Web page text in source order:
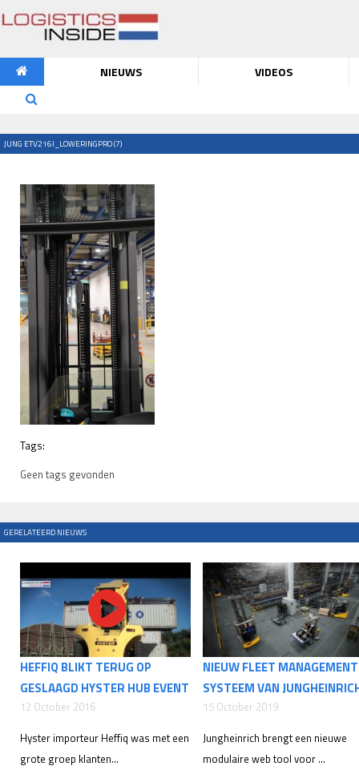
NIEUWS VIDEOS
JUNG ETV216I_LOWERINGPRO (7)
Tags:
Geen tags gevonden
GERELATEERD NIEUWS
HEFFIQ BLIKT TERUG OP
GESLAAGD HYSTER HUB EVENT
12 October 2016
Hyster importeur Heffiq was met een
grote groep klanten...
NIEUW FLEET MANAGEMENT
SYSTEEM VAN
15 October 2019
Jungheinrich brengt een nieuwe
modulaire web tool voor ...